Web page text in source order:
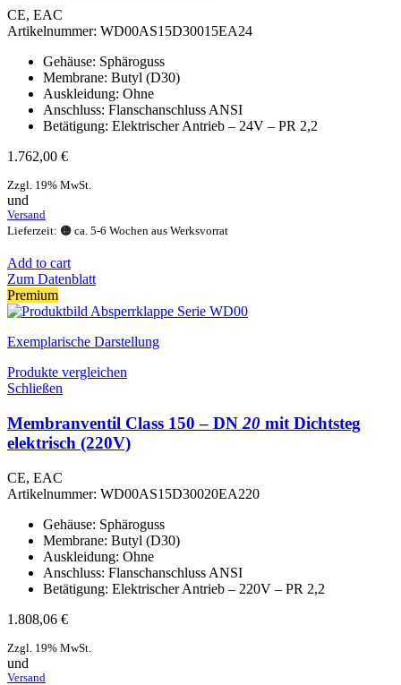
CE, EAC
Artikelnummer: WD00AS15D30015EA24
Gehäuse: Sphäroguss
Membrane: Butyl (D30)
Auskleidung: Ohne
Anschluss: Flanschanschluss ANSI
Betätigung: Elektrischer Antrieb – 24V – PR 2,2
1.762,00 €
Zzgl. 19% MwSt.
und
Versand
Lieferzeit: 🟠 ca. 5-6 Wochen aus Werksvorrat
Add to cart
Zum Datenblatt
Premium
Exemplarische Darstellung
Produkte vergleichen
Schließen
Membranventil Class 150 – DN 20 mit Dichtsteg
elektrisch (220V)
CE, EAC
Artikelnummer: WD00AS15D30020EA220
Gehäuse: Sphäroguss
Membrane: Butyl (D30)
Auskleidung: Ohne
Anschluss: Flanschanschluss ANSI
Betätigung: Elektrischer Antrieb – 220V – PR 2,2
1.808,06 €
Zzgl. 19% MwSt.
und
Versand